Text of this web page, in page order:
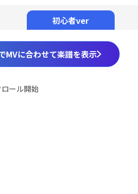
初心者ver
MVに合わせて楽譜を表示
ール開始